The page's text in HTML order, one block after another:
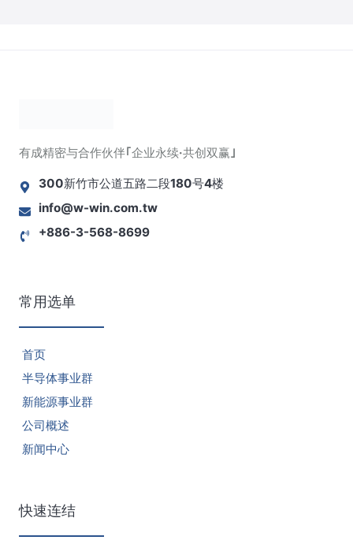
有成精密与合作伙伴｢企业永续·共创双赢｣
300新竹市公道五路二段180号4楼
info@w-win.com.tw
+886-3-568-8699
常用选单
首页
半导体事业群
新能源事业群
公司概述
新闻中心
快速连结